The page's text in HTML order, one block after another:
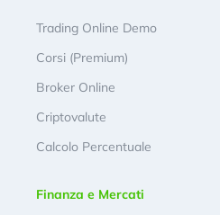
Trading Online Demo
Corsi (Premium)
Broker Online
Criptovalute
Calcolo Percentuale
Finanza e Mercati